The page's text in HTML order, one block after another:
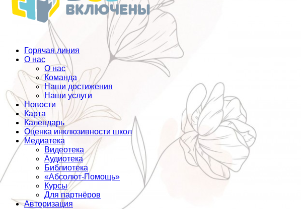
Горячая линия
О нас
О нас
Команда
Наши достижения
Наши услуги
Новости
Карта
Календарь
Оценка инклюзивности школ
Медиатека
Видеотека
Аудиотека
Библиотека
«Абсолют-Помощь»
Курсы
Для партнёров
Авторизация